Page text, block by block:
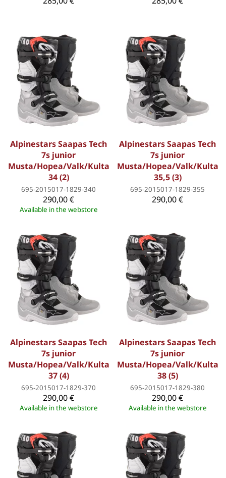
Alpinestars Saapas Tech
7s junior
Musta/Hopea/Valk/Kulta
34 (2)
695-2015017-1829-340
290,00 €
Available in the webstore
Alpinestars Saapas Tech
7s junior
Musta/Hopea/Valk/Kulta
35,5 (3)
695-2015017-1829-355
290,00 €
Alpinestars Saapas Tech
7s junior
Musta/Hopea/Valk/Kulta
37 (4)
695-2015017-1829-370
290,00 €
Available in the webstore
Alpinestars Saapas Tech
7s junior
Musta/Hopea/Valk/Kulta
38 (5)
695-2015017-1829-380
290,00 €
Available in the webstore